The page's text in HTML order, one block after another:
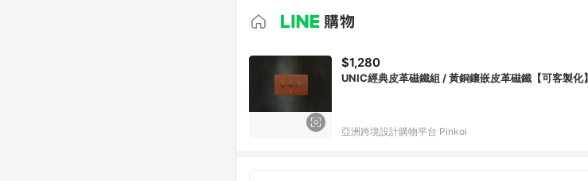
$1,280
UNIC經典皮革磁鐵組 / 黃銅鑲嵌皮革磁鐵【可客製化】
亞洲跨境設計購物平台 Pinkoi